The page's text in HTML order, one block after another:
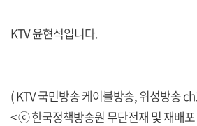
KTV 윤현석입니다.
( KTV 국민방송 케이블방송, 위성방송
< ⓒ 한국정책방송원 무단전재 및 재배포